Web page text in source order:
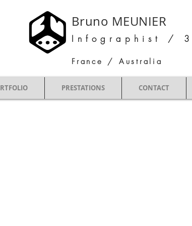
Infographist /
France / Australia
Bruno MEUNIER
PRESTATIONS CONTACT